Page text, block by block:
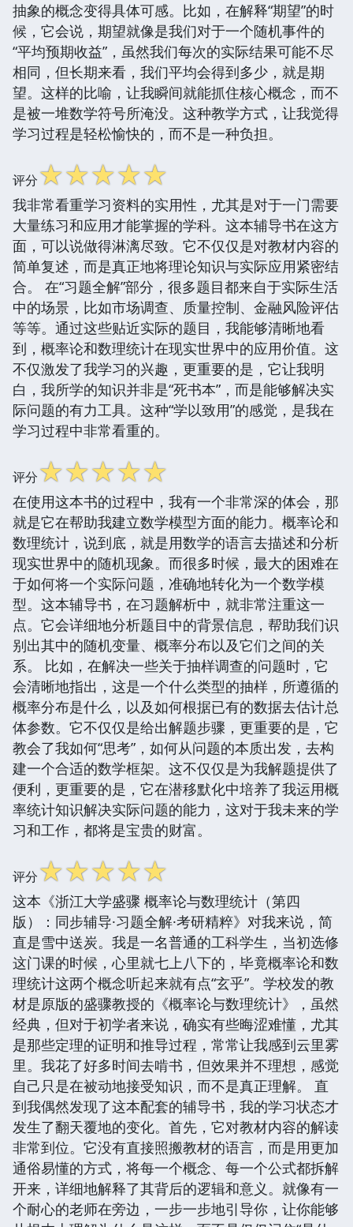
抽象的概念变得具体可感。比如，在解释“期望”的时
候，它会说，期望就像是我们对于一个随机事件的
“平均预期收益”，虽然我们每次的实际结果可能不尽
相同，但长期来看，我们平均会得到多少，就是期
望。这样的比喻，让我瞬间就能抓住核心概念，而不
是被一堆数学符号所淹没。这种教学方式，让我觉得
学习过程是轻松愉快的，而不是一种负担。
评分☆☆☆☆☆
我非常看重学习资料的实用性，尤其是对于一门需要
大量练习和应用才能掌握的学科。这本辅导书在这方
面，可以说做得淋漓尽致。它不仅仅是对教材内容的
简单复述，而是真正地将理论知识与实际应用紧密结
合。 在“习题全解”部分，很多题目都来自于实际生活
中的场景，比如市场调查、质量控制、金融风险评估
等等。通过这些贴近实际的题目，我能够清晰地看
到，概率论和数理统计在现实世界中的应用价值。这
不仅激发了我学习的兴趣，更重要的是，它让我明
白，我所学的知识并非是“死书本”，而是能够解决实
际问题的有力工具。这种“学以致用”的感觉，是我在
学习过程中非常看重的。
评分☆☆☆☆☆
在使用这本书的过程中，我有一个非常深的体会，那
就是它在帮助我建立数学模型方面的能力。概率论和
数理统计，说到底，就是用数学的语言去描述和分析
现实世界中的随机现象。而很多时候，最大的困难在
于如何将一个实际问题，准确地转化为一个数学模
型。这本辅导书，在习题解析中，就非常注重这一
点。它会详细地分析题目中的背景信息，帮助我们识
别出其中的随机变量、概率分布以及它们之间的关
系。 比如，在解决一些关于抽样调查的问题时，它
会清晰地指出，这是一个什么类型的抽样，所遵循的
概率分布是什么，以及如何根据已有的数据去估计总
体参数。它不仅仅是给出解题步骤，更重要的是，它
教会了我如何“思考”，如何从问题的本质出发，去构
建一个合适的数学框架。这不仅仅是为我解题提供了
便利，更重要的是，它在潜移默化中培养了我运用概
率统计知识解决实际问题的能力，这对于我未来的学
习和工作，都将是宝贵的财富。
评分☆☆☆☆☆
这本《浙江大学盛骤 概率论与数理统计（第四
版）：同步辅导·习题全解·考研精粹》对我来说，简
直是雪中送炭。我是一名普通的工科学生，当初选修
这门课的时候，心里就七上八下的，毕竟概率论和数
理统计这两个概念听起来就有点“玄乎”。学校发的教
材是原版的盛骤教授的《概率论与数理统计》，虽然
经典，但对于初学者来说，确实有些晦涩难懂，尤其
是那些定理的证明和推导过程，常常让我感到云里雾
里。我花了好多时间去啃书，但效果并不理想，感觉
自己只是在被动地接受知识，而不是真正理解。 直
到我偶然发现了这本配套的辅导书，我的学习状态才
发生了翻天覆地的变化。首先，它对教材内容的解读
非常到位。它没有直接照搬教材的语言，而是用更加
通俗易懂的方式，将每一个概念、每一个公式都拆解
开来，详细地解释了其背后的逻辑和意义。就像有一
个耐心的老师在旁边，一步一步地引导你，让你能够